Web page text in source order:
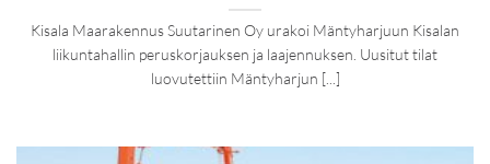
Kisala Maarakennus Suutarinen Oy urakoi Mäntyharjuun Kisalan
liikuntahallin peruskorjauksen ja laajennuksen. Uusitut tilat
luovutettiin Mäntyharjun [...]